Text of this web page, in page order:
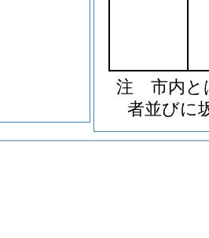
注 市内と
者並びに